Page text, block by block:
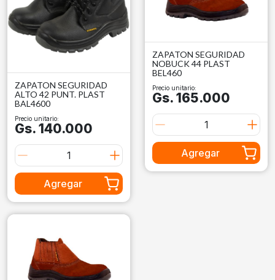
ZAPATON SEGURIDAD
ALTO 42 PUNT. PLAST
BAL4600
Precio unitario:
Gs. 140.000
Agregar
ZAPATON SEGURIDAD
NOBUCK 44 PLAST
BEL460
Precio unitario:
Gs. 165.000
Agregar